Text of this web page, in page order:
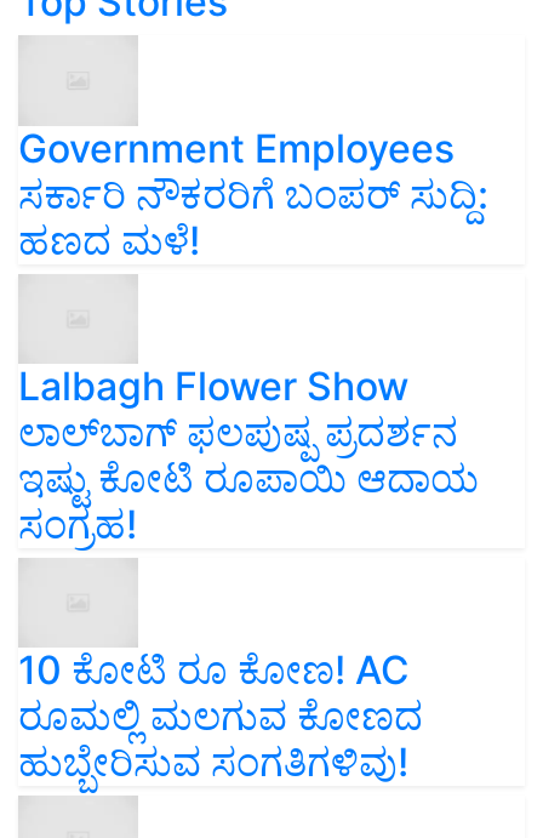
Government Employees
ಸರ್ಕಾರಿ ನೌಕರರಿಗೆ ಬಂಪರ್‌ ಸುದ್ದಿ:
ಹಣದ ಮಳೆ!
Lalbagh Flower Show
ಲಾಲ್‌ಬಾಗ್ ಫಲಪುಷ್ಪ ಪ್ರದರ್ಶನ
ಇಷ್ಟು ಕೋಟಿ ರೂಪಾಯಿ ಆದಾಯ
ಸಂಗ್ರಹ!
10 ಕೋಟಿ ರೂ ಕೋಣ! AC
ರೂಮಲ್ಲಿ ಮಲಗುವ ಕೋಣದ
ಹುಬ್ಬೇರಿಸುವ ಸಂಗತಿಗಳಿವು!